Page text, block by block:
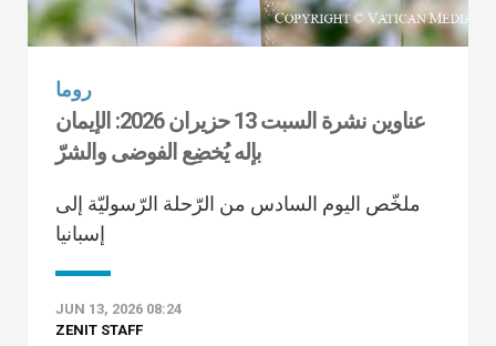
روما
عناوين نشرة السبت 13 حزيران 2026: الإيمان
بإله يُخضِع الفوضى والشرّ
ملخّص اليوم السادس من الرّحلة الرّسوليّة إلى
إسبانيا
JUN 13, 2026 08:24
ZENIT STAFF